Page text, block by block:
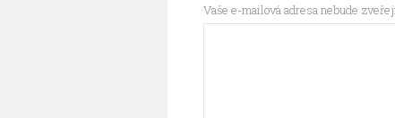
Vaše e-mailová adresa nebude